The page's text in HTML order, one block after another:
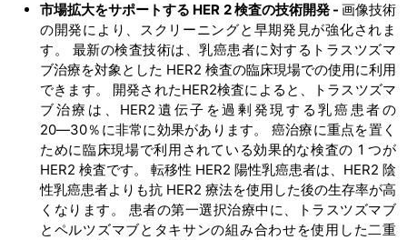
市場拡大をサポートする HER 2検査の技術開発- 画像技術
の開発により、スクリーニングと早期発見が強化されま
す。 最新の検査技術は、乳癌患者に対するトラスツズマ
ブ治療を対象とした HER2 検査の臨床現場での使用に利用
できます。 開発されたHER2検査によると、トラスツズマ
ブ治療は、HER2遺伝子を過剰発現する乳癌患者の
20―30％に非常に効果があります。 癌治療に重点を置く
ために臨床現場で利用されている効果的な検査の 1 つが
HER2 検査です。 転移性 HER2 陽性乳癌患者は、HER2 陰
性乳癌患者よりも抗 HER2 療法を使用した後の生存率が高
くなります。 患者の第一選択治療中に、トラスツズマブ
とペルツズマブとタキサンの組み合わせを使用した二重